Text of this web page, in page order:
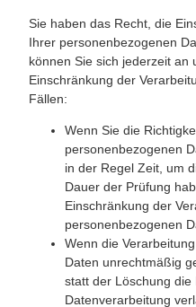
Sie haben das Recht, die
Ihrer personenbezogenen
können Sie sich jederzeit an
Einschränkung der
Fällen:
Wenn Sie die
personenbezogenen
in der Regel Zeit, um
Dauer der Prüfung
Einschränkung der
personenbezogenen
Wenn die
Daten unrechtmäßig
statt der Löschung
Datenverarbeitung